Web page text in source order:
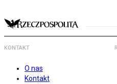
KONTAKT
O nas
Kontakt